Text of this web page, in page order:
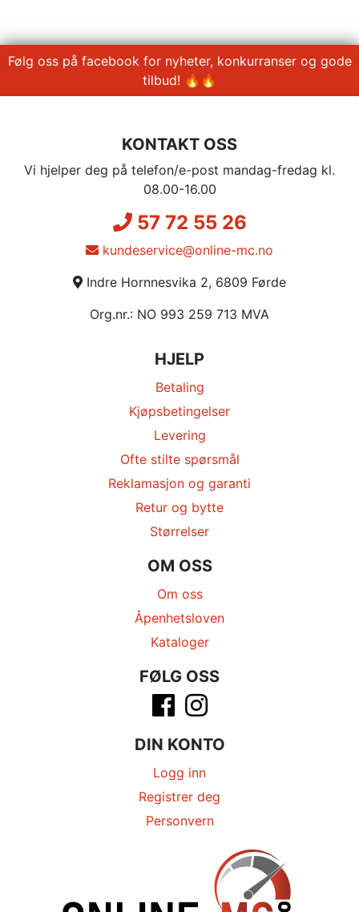
Følg oss på facebook for nyheter, konkurranser og gode
tilbud! 🔥🔥
KONTAKT OSS
Vi hjelper deg på telefon/e-post mandag-fredag kl.
08.00-16.00
57 72 55 26
kundeservice@online-mc.no
Indre Hornnesvika 2, 6809 Førde
Org.nr.: NO 993 259 713 MVA
HJELP
Betaling
Kjøpsbetingelser
Levering
Ofte stilte spørsmål
Reklamasjon og garanti
Retur og bytte
Størrelser
OM OSS
Om oss
Åpenhetsloven
Kataloger
FØLG OSS
DIN KONTO
Logg inn
Registrer deg
Personvern